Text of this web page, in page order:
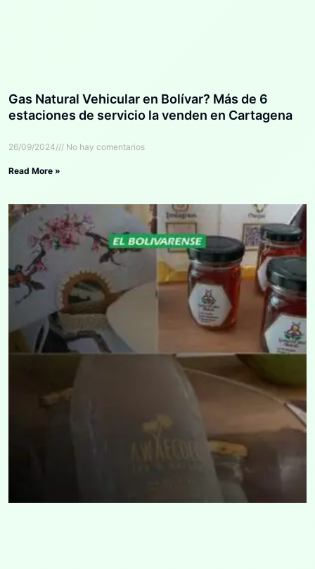
Gas Natural Vehicular en Bolívar? Más de 6
estaciones de servicio la venden en Cartagena
26/09/2024 No hay comentarios
Read More »